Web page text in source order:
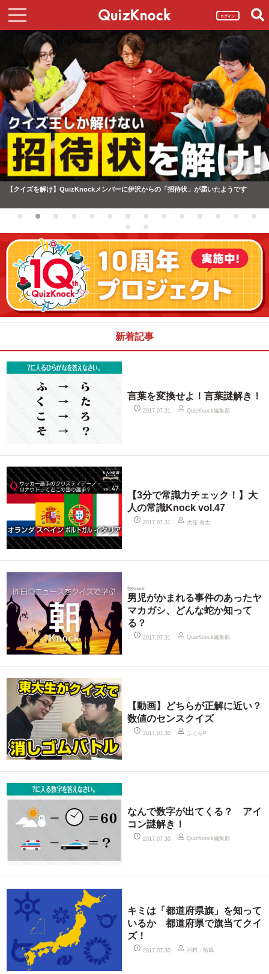
【クイズを解け】QuizKnockメンバーに伊沢からの「招待状」が届いたようです
ログイン
新着記事
言葉を変換せよ！言葉謎解き！
2017.07.31 QuizKnock編集部
【3分で常識力チェック！】大
人の常識Knock vol.47
2017.07.31 大窪 有太
朝Knock
男児がかまれる事件のあったヤ
マカガシ、どんな蛇か知って
る？
2017.07.31 QuizKnock編集部
【動画】どちらが正解に近い？
数値のセンスクイズ
2017.07.30 ふくらP
なんで数字が出てくる？ アイ
コン謎解き！
2017.07.30 QuizKnock編集部
キミは「都道府県旗」を知って
いるか 都道府県で旗当てクイ
ズ！
2017.07.30 河村・拓哉